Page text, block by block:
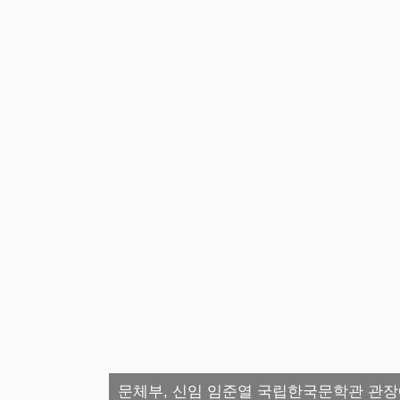
문체부, 신임 임준열 국립한국문학관 관